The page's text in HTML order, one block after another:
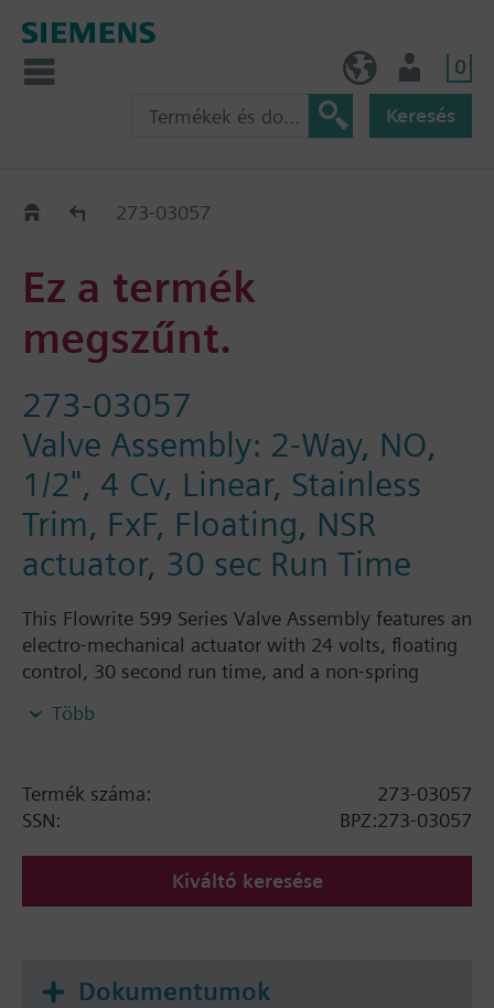
0
Keresés
Régi-Új Kiváltási segédlet
273-03057
Ez a termék
megszűnt.
273-03057
Valve Assembly: 2-Way, NO,
1/2", 4 Cv, Linear, Stainless
Trim, FxF, Floating, NSR
actuator, 30 sec Run Time
This Flowrite 599 Series Valve Assembly features an
electro-mechanical actuator with 24 volts, floating
control, 30 second run time, and a non-spring
valve assembly is ANSI Class 250, has a stainless
1/2".
Több
Termék száma:
273-03057
SSN:
BPZ:273-03057
Kiváltó keresése
Dokumentumok